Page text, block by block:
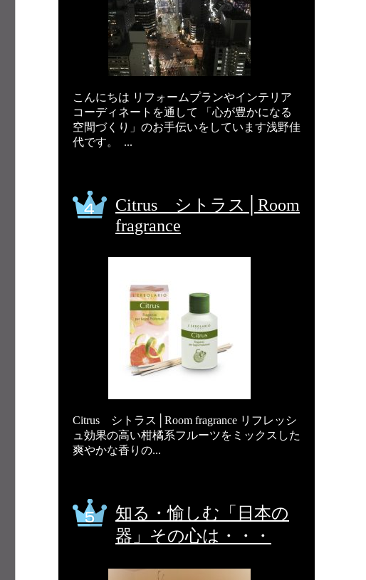
こんにちは リフォームプランやインテリア
コーディネートを通して 「心が豊かになる
空間づくり」のお手伝いをしています浅野佳
代です。 ...
Citrus シトラス│Room
fragrance
Citrus シトラス│Room fragrance リフレッシ
ュ効果の高い柑橘系フルーツをミックスした
爽やかな香りの...
知る・愉しむ「日本の
器」その心は・・・